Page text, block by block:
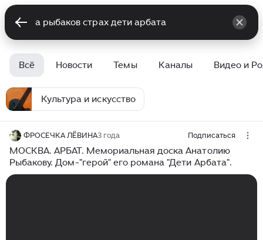
Всё Новости Темы Каналы Видео и
Культура и искусство
ФРОСЕЧКА ЛЁВИНА3 года Подписаться
МОСКВА. АРБАТ. Мемориальная доска Анатолию
Рыбакову. Дом-"герой" его романа "Дети Арбата".